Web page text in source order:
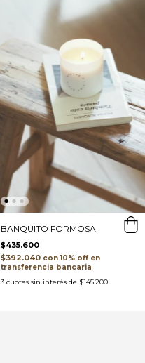
BANQUITO FORMOSA
$435.600
$392.040 con
transferencia bancaria
3 cuotas sin interés de $145.200